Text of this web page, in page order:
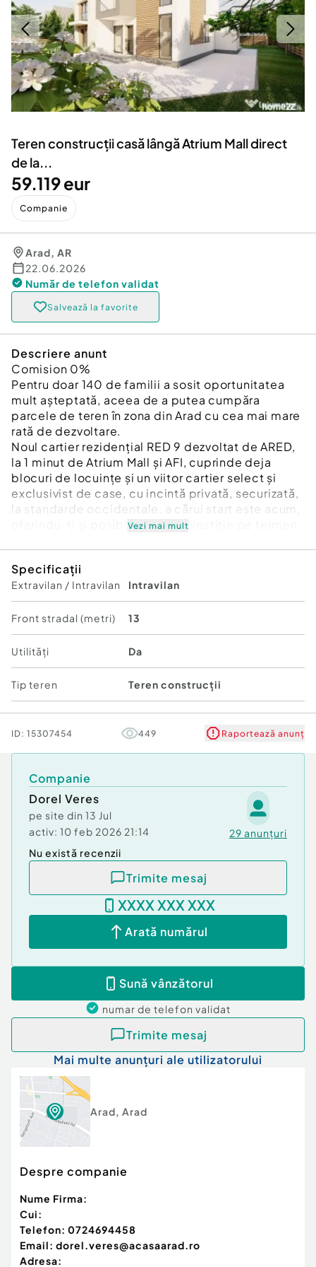
Servicii
Animale de companie
Afaceri și echipamente profesionale
Inchiriere Bunuri si Vehicule
Utilaje agricole si industriale
Piese auto si accesorii
Dacia Duster
Teren construcții casă lângă Atrium Mall direct
de la...
59.119 eur
Companie
Arad, AR
22.06.2026
Număr de telefon validat
Salvează la favorite
Descriere anunt
Comision 0%
Pentru doar 140 de familii a sosit oportunitatea
mult așteptată, aceea de a putea cumpăra
parcele de teren în zona din Arad cu cea mai mare
rată de dezvoltare.
Noul cartier rezidențial RED 9 dezvoltat de ARED,
la 1 minut de Atrium Mall și AFI, cuprinde deja
blocuri de locuințe și un viitor cartier select și
exclusivist de case, cu incintă privată, securizată,
la standarde occidentale, a cărui start este acum,
oferindu-ți și posibilitate de investiție pe termen
În noul cartier urmează a fi construite zone verzi cu
parcuri și un teren multisport (Fotbal, tenis,
baschet, volei) + piste de alergat și pentru
bicicletă, precum și alte zone comerciale *ca
model de organizare avem un cartier din
Budapesta*
Visul tău de a locui la casă într-un cartier select, în
incintă privată, cu acces controlat prin bariere și
paznic este la un telefon distanță, sună-mă la
0724694458 Dorel Vereș consultant imobiliar
Acasă Arad/ARED Birou Centru Bdul Decebal 2.
Vezi mai mult
Specificații
Extravilan / Intravilan Intravilan
Front stradal (metri) 13
Utilități Da
Tip teren Teren construcții
ID: 15307454 449 Raportează anunț
Companie
Dorel Veres
pe site din 13 Jul
activ: 10 feb 2026 21:14 29 anunțuri
Nu există recenzii
Trimite mesaj
XXXX XXX XXX
Arată numărul
Sună vânzătorul
numar de telefon validat
Trimite mesaj
Mai multe anunțuri ale utilizatorului
Arad, Arad
Despre companie
Nume Firma:
Cui:
Telefon: 0724694458
Email: dorel.veres@acasaarad.ro
Adresa: